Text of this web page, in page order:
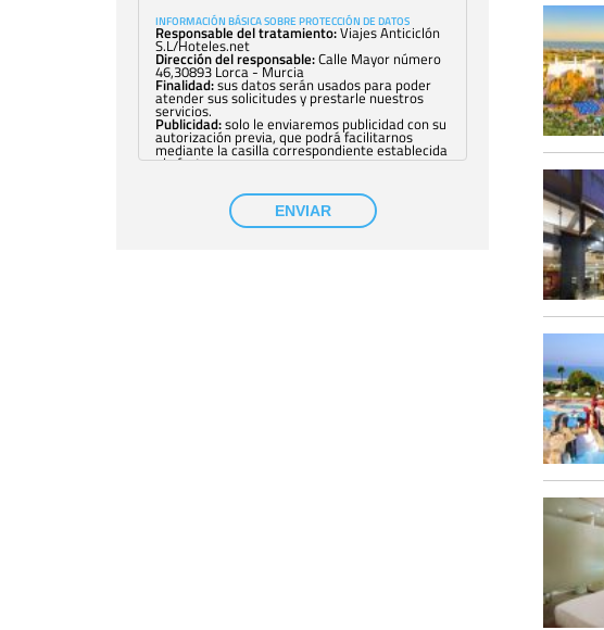
INFORMACIÓN BÁSICA SOBRE PROTECCIÓN DE DATOS
Responsable del tratamiento:Viajes Anticiclón
S.L/Hoteles.net
Dirección del responsable:Calle Mayor número
46,30893 Lorca - Murcia
Finalidad:sus datos serán usados para poder
atender sus solicitudes y prestarle nuestros
servicios.
Publicidad:solo le enviaremos publicidad con su
autorización previa, que podrá facilitarnos
mediante la casilla correspondiente establecida
al efecto.
con su consentimiento previo, que podrá
facilitarnos mediante la casilla correspondiente
establecida al efecto.
Destinatarios:con carácter general, sólo el
ENVIAR